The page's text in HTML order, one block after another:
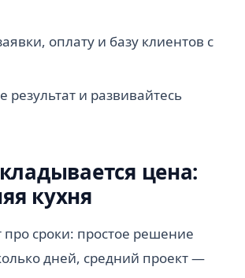
оплату и базу клиентов с
результат и развивайтесь
цена:
кухня
про сроки: простое решение
дней, средний проект —